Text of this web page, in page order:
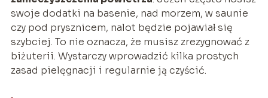
swoje dodatki na basenie, nad morzem, w saunie
czy pod prysznicem, nalot będzie pojawiał się
szybciej. To nie oznacza, że musisz zrezygnować z
biżuterii. Wystarczy wprowadzić kilka prostych
zasad pielęgnacji i regularnie ją czyścić.